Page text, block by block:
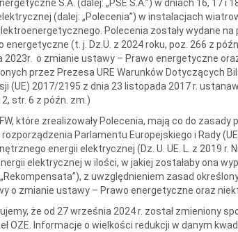
S.A. (dalej: „PSE S.A.”) w dniach 16, 17 i
(dalej: „Polecenia”) w instalacjach
Polecenia zostały wydane
energetyczne (t. j. Dz.U. z 2024 roku, poz. 266 z
2023r. o zmianie ustawy – Prawo energetyczne
przez Prezesa URE Warunków Dotyczących
(UE) 2017/2195 z dnia 23 listopada 2017 r.
str. 6 z późn. zm.)
które zrealizowały Polecenia, mają co do
Parlamentu Europejskiego i Rady
energii elektrycznej (Dz. U. UE. L. z 2019 r.
elektrycznej w ilości, w jakiej zostałaby ona
„Rekompensata”), z uwzględnieniem zasad
o zmianie ustawy – Prawo energetyczne oraz
że od 27 września 2024 r. został zmieniony
OZE. Informacje o wielkości redukcji w danym